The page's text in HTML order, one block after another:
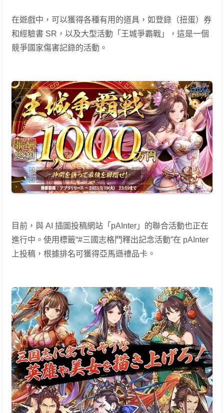
在遊戲中，可以獲得各種有用的道具，如登錄（扭蛋）券
和經驗書 SR，以及大型活動「王城爭霸戰」，這是一個
競爭國家傷害記錄的活動。
目前，與 AI 插圖投稿網站「pAInter」的聯合活動也正在
進行中。使用標籤“#三國志格鬥釋出記念活動”在 pAInter
上投稿，根據排名可獲得亞馬遜禮品卡。